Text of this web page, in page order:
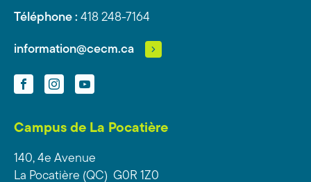
Téléphone : 418 248-7164
information@cecm.ca
FacebookInstagramYouTube
Campus de La Pocatière
140, 4e Avenue
La Pocatière (QC) G0R 1Z0